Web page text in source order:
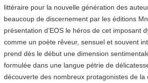
littéraire pour la nouvelle génération des
beaucoup de discernement par les éditions
présentation d’EOS le héros de cet imposant
comme un poète rêveur, sensuel et souvent
prend dès le début une dimension
formulée dans une langue pétrie de
découverte des nombreux protagonistes de la